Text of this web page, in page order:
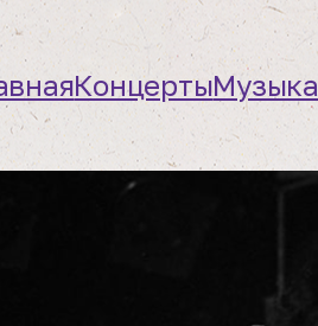
КонцертыМузыка